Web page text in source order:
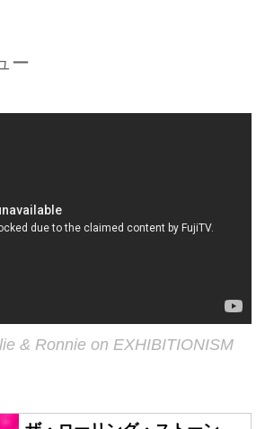
ー
& Ronnie on EXHIBITIONISM